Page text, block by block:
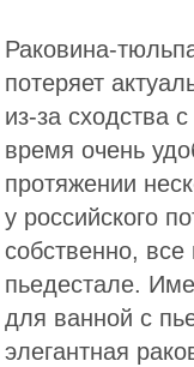
Раковина-
потеряет
из-за сходства
время очень
протяжении
у российского
собственно,
пьедестале.
для ванной с
элегантная